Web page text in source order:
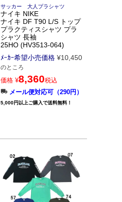
サッカー 大人プラシャツ
ナイキ NIKE
ナイキ DF T90 L/S トップ
プラクティスシャツ プラ
シャツ 長袖
25HO (HV3513-064)
ﾒｰｶｰ希望小売価格 ¥10,450
のところ
価格 ¥8,360税込
メール便対応可（290円）
5,000円以上ご購入で送料無料！